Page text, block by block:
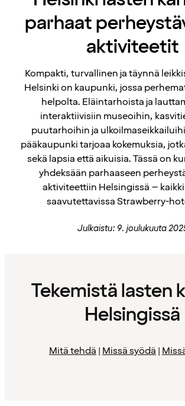
parhaat
aktiviteetit
Kompakti, turvallinen ja täynnä
Helsinki on kaupunki, jossa
helpolta. Eläintarhoista ja
interaktiivisiin museoihin,
puutarhoihin ja
pääkaupunki tarjoaa kokemuksia,
sekä lapsia että aikuisia. Tässä on
yhdeksään parhaaseen
aktiviteettiin Helsingissä –
saavutettavissa Strawberry-
Julkaistu: 9. joulukuuta
Tekemistä lasten
Helsingissä
Mitä tehdä | Missä syödä |